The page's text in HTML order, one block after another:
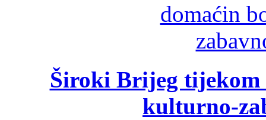
Široki Brijeg tijekom
kulturno-